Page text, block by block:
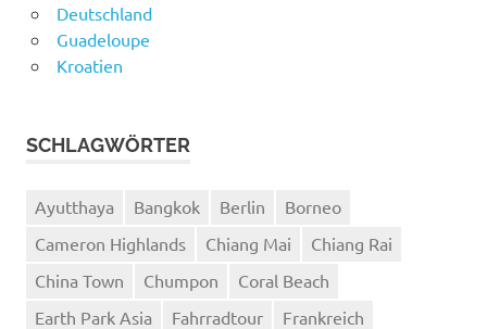
Deutschland
Guadeloupe
Kroatien
SCHLAGWÖRTER
Ayutthaya Bangkok Berlin
Borneo
Cameron Highlands
Chiang Mai
Chiang Rai
China Town
Chumpon
Coral Beach
Earth Park Asia
Fahrradtour Frankreich